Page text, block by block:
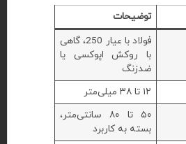
توضیحات
فولاد با عیار 250، گاهی
با روکش اپوکسی یا
ضدزنگ
۱۲ تا ۳۸ میلی‌متر
۵۰ تا ۸۰ سانتی‌متر،
بسته به کاربرد